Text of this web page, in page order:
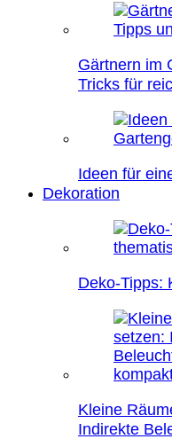
Gärtnern im
Tricks für
Ideen für
Dekoration
Deko-Tipps:
Kleine
Indirekte